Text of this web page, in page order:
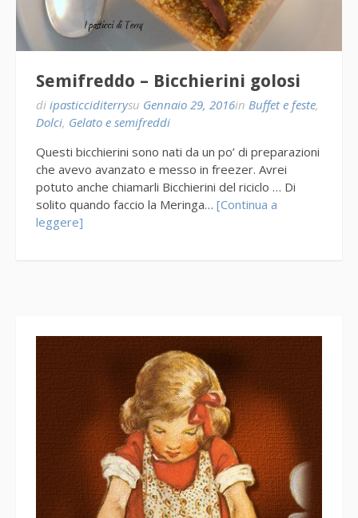
Semifreddo – Bicchierini golosi
di ipasticciditerrysu Gennaio 29, 2016in Buffet e feste,
Dolci, Gelato e semifreddi
Questi bicchierini sono nati da un po’ di preparazioni
che avevo avanzato e messo in freezer. Avrei
potuto anche chiamarli Bicchierini del riciclo … Di
solito quando faccio la Meringa… [Continua a
leggere]